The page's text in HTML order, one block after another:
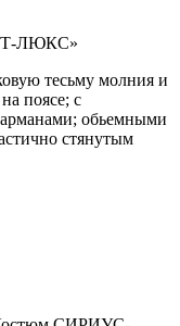
ЛЮКС»
тесьму молния и
поясе; с
обьемными
стянутым